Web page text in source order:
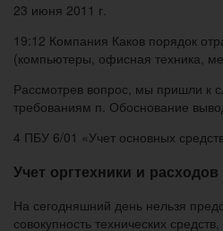
23 июня 2011 г.
19:12 Компания Каков порядок
(компьютеры, офисная техника,
Рассмотрев вопрос, мы пришли к
требованиям п. Обоснование
4 ПБУ 6/01 «Учет основных
Учет оргтехники и
На сегодняшний день нельзя
совокупность технических